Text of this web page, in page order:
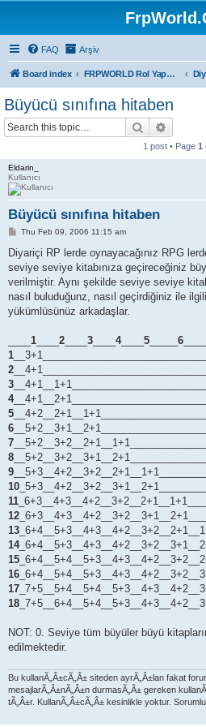
FAQ Arşiv
Board index FRPWORLD Rol Yapma Oyunları
Büyücü sınıfına hitaben
Search
1 post • Page 1
Eldarin_
Kullanıcı
Büyücü sınıfına hitaben
P
s
t
Thu Feb 09, 2006 11:15 am
Diyariçi RP lerde oynayacağınız RPG
seviye seviye kitabınıza geçireceğiniz
verilmiştir. Aynı şekilde seviye seviye
nasıl buluduğunz, nasıl geçirdiğiniz ile
yükümlüsünüz arkadaşlar.
1 2 3 4____ 5 6
1
2
3
4
5
6
7
8
9
10
11
12
13
14
15
16
17
18
NOT: 0. Seviye tüm büyüler büyü
edilmektedir.
Bu kullanÃ„Â±cÃ„Â± siteden ayrÃ„Â±lan fakat
mesajlarÃ„Â±nÃ„Â±n durmasÃ„Â± gereken
tÃ„Â±r. KullanÃ„Â±cÃ„Â± kesinlikle yoktur.